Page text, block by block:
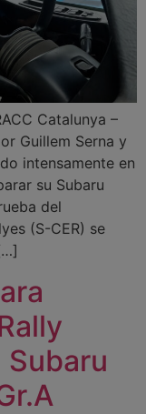
Catalunya –
Guillem Serna y
intensamente en
su Subaru
del
(S-CER) se
Subaru